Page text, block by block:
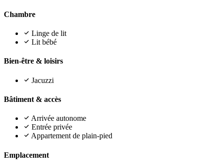
Chambre
Linge de lit
Lit bébé
Bien-être & loisirs
Jacuzzi
Bâtiment & accès
Arrivée autonome
Entrée privée
Appartement de plain-pied
Emplacement